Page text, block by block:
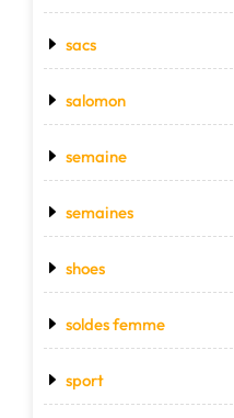
sacs
salomon
semaine
semaines
shoes
soldes femme
sport